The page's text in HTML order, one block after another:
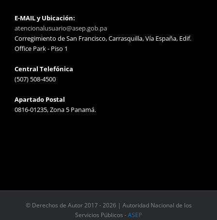
E-MAIL y Ubicación:
atencionalusuario@asep.gob.pa
Corregimiento de San Francisco, Carrasquilla, Vía España, Edif.
Office Park - Piso 1
Central Telefónica
(507) 508-4500
Apartado Postal
0816-01235, Zona 5 Panamá.
© Derechos de Autor 2017 -2026 | Autoridad Nacional de los
Servicios Públicos -ASEP